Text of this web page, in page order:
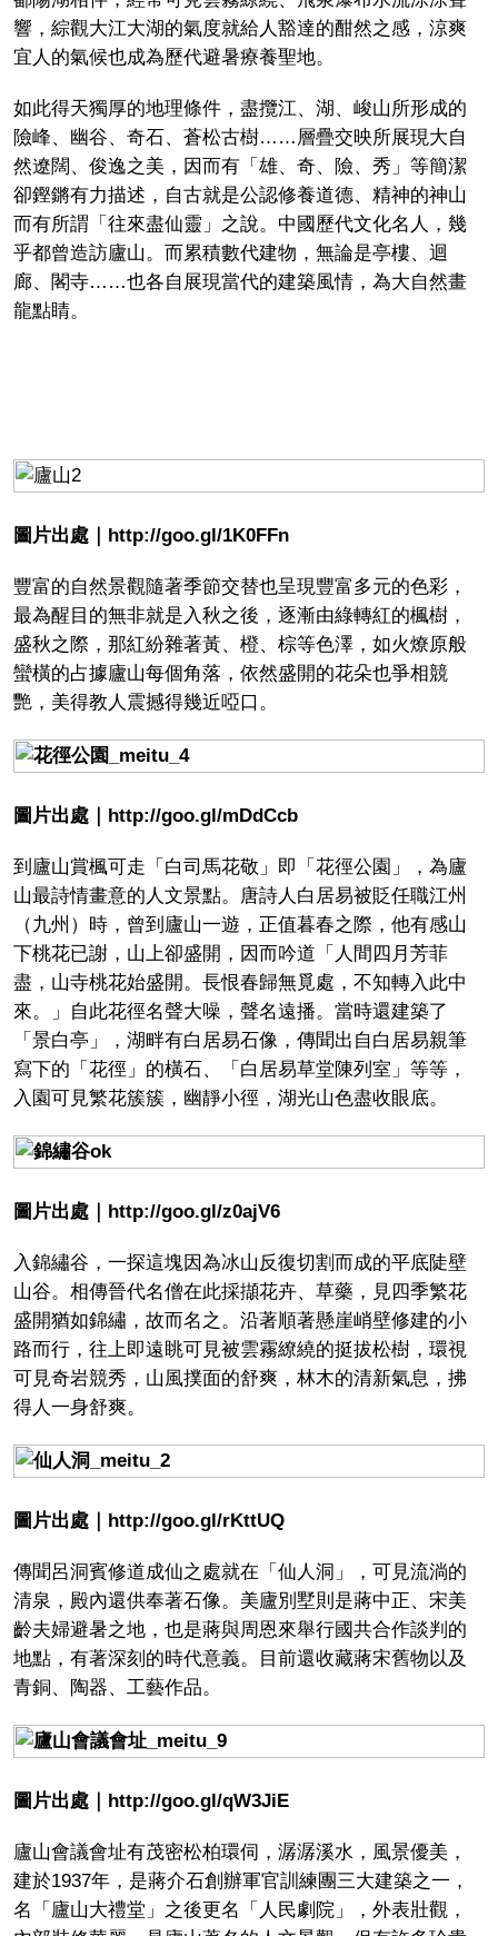
響，綜觀大江大湖的氣度就給人豁達的酣然之感，涼爽
宜人的氣候也成為歷代避暑療養聖地。
如此得天獨厚的地理條件，盡攬江、湖、峻山所形成的
險峰、幽谷、奇石、蒼松古樹……層疊交映所展現大自
然遼闊、俊逸之美，因而有「雄、奇、險、秀」等簡潔
卻鏗鏘有力描述，自古就是公認修養道德、精神的神山
而有所謂「往來盡仙靈」之說。中國歷代文化名人，幾
乎都曾造訪廬山。而累積數代建物，無論是亭樓、迴
廊、閣寺……也各自展現當代的建築風情，為大自然畫
龍點睛。
圖片出處｜http://goo.gl/1K0FFn
豐富的自然景觀隨著季節交替也呈現豐富多元的色彩，
最為醒目的無非就是入秋之後，逐漸由綠轉紅的楓樹，
盛秋之際，那紅紛雜著黃、橙、棕等色澤，如火燎原般
蠻橫的占據廬山每個角落，依然盛開的花朵也爭相競
艷，美得教人震撼得幾近啞口。
圖片出處｜http://goo.gl/mDdCcb
到廬山賞楓可走「白司馬花敬」即「花徑公園」，為廬
山最詩情畫意的人文景點。唐詩人白居易被貶任職江州
（九州）時，曾到廬山一遊，正值暮春之際，他有感山
下桃花已謝，山上卻盛開，因而吟道「人間四月芳菲
盡，山寺桃花始盛開。長恨春歸無覓處，不知轉入此中
來。」自此花徑名聲大噪，聲名遠播。當時還建築了
「景白亭」，湖畔有白居易石像，傳聞出自白居易親筆
寫下的「花徑」的橫石、「白居易草堂陳列室」等等，
入園可見繁花簇簇，幽靜小徑，湖光山色盡收眼底。
圖片出處｜http://goo.gl/z0ajV6
入錦繡谷，一探這塊因為冰山反復切割而成的平底陡壁
山谷。相傳晉代名僧在此採擷花卉、草藥，見四季繁花
盛開猶如錦繡，故而名之。沿著順著懸崖峭壁修建的小
路而行，往上即遠眺可見被雲霧繚繞的挺拔松樹，環視
可見奇岩競秀，山風撲面的舒爽，林木的清新氣息，拂
得人一身舒爽。
圖片出處｜http://goo.gl/rKttUQ
傳聞呂洞賓修道成仙之處就在「仙人洞」，可見流淌的
清泉，殿內還供奉著石像。美廬別墅則是蔣中正、宋美
齡夫婦避暑之地，也是蔣與周恩來舉行國共合作談判的
地點，有著深刻的時代意義。目前還收藏蔣宋舊物以及
青銅、陶器、工藝作品。
圖片出處｜http://goo.gl/qW3JiE
廬山會議會址有茂密松柏環伺，潺潺溪水，風景優美，
建於1937年，是蔣介石創辦軍官訓練團三大建築之一，
名「廬山大禮堂」之後更名「人民劇院」，外表壯觀，